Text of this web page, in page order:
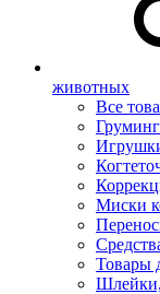
животных
Все
Груминг
Миски
Товары